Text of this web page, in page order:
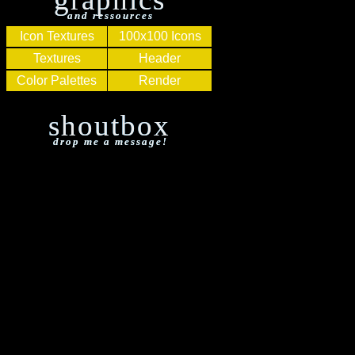
and ressources
Icon Textures
Textures
Color Palettes
100x100 Icons
Header
Render
shoutbox
drop me a message!